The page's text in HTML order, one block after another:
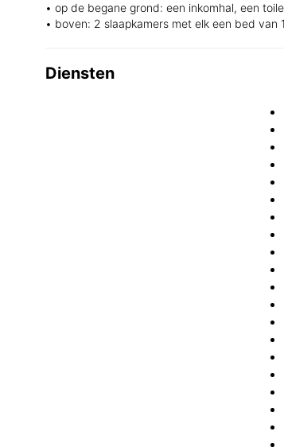
• op de begane grond: een inkomhal, een
• boven: 2 slaapkamers met elk een bed
Diensten